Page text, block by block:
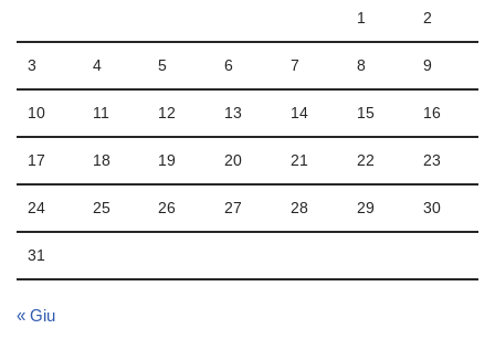
1 2
3 4 5 6 7 8 9
10 11 12 13 14 15 16
17 18 19 20 21 22 23
24 25 26 27 28 29 30
31
« Giu